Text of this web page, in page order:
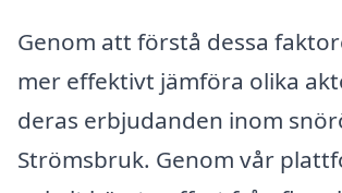
Genom att förstå dessa
mer effektivt jämföra olika
deras erbjudanden inom
Strömsbruk. Genom vår